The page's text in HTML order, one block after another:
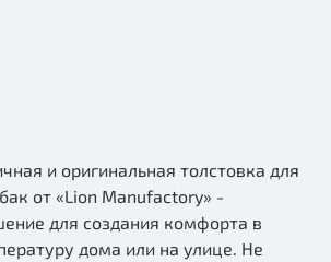
и оригинальная толстовка для
от «Lion Manufactory» -
для создания комфорта в
дома или на улице. Не